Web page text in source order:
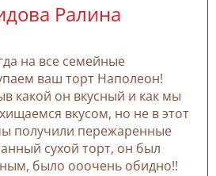
Ралина
на все семейные
ваш торт Наполеон!
какой он вкусный и как мы
вкусом, но не в этот
получили пережаренные
сухой торт, он был
было ооочень обидно!!